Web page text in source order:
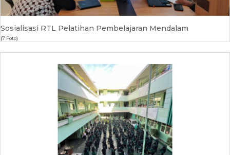
Sosialisasi RTL Pelatihan Pembelajaran Mendalam
(7 Foto)